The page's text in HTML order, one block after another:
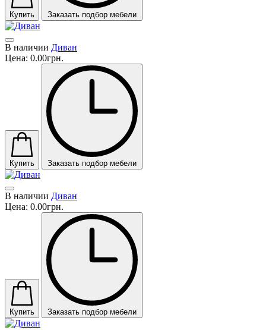
Купить Заказать подбор мебели
В наличии Диван
Цена: 0.00грн.
Купить Заказать подбор мебели
В наличии Диван
Цена: 0.00грн.
Купить Заказать подбор мебели